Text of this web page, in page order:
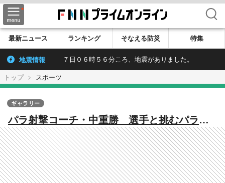
検索
最新ニュース ランキング そなえる防災 特集
地震情報 ７日０６時５６分ころ、地震がありました。
トップ スポーツ
パラ射撃コーチ・中重勝 選手と挑むパラリ
ンピック 勝敗を分ける“内面の強さ”は「健
常者も障がい者も同じ」【広島発】
ギャラリー